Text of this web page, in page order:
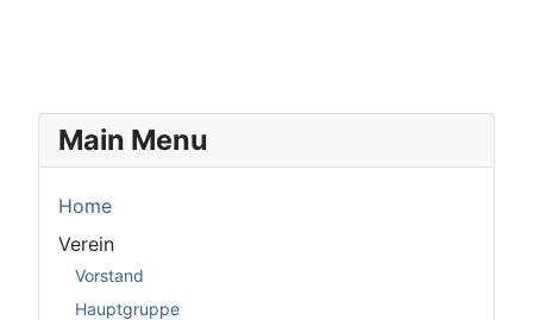
Main Menu
Home
Verein
Vorstand
Hauptgruppe